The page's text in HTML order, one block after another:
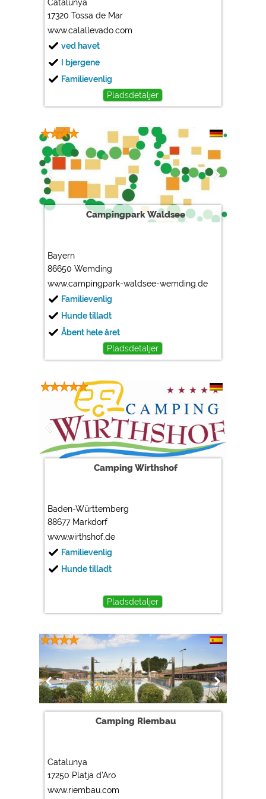
Catalunya
17320 Tossa de Mar
www.calallevado.com
ved havet
I bjergene
Familievenlig
Pladsdetaljer
Campingpark Waldsee
Bayern
86650 Wemding
www.campingpark-waldsee-wemding.de
Familievenlig
Hunde tilladt
Åbent hele året
Pladsdetaljer
Camping Wirthshof
Baden-Württemberg
88677 Markdorf
www.wirthshof.de
Familievenlig
Hunde tilladt
Pladsdetaljer
Camping Riembau
Catalunya
17250 Platja d'Aro
www.riembau.com
https://policies.google.com/privacy
Marketing
https://policies.google.com/privacy
https://policies.google.com/privacy
https://policies.google.com/privacy
Cookieindstillingerne kan ændres når som helst i
sidefoden via "COOKIES"!